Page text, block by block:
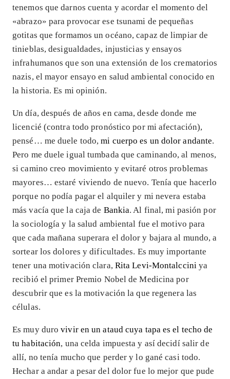
tenemos que darnos cuenta y acordar el momento del
«abrazo» para provocar ese tsunami de pequeñas
gotitas que formamos un océano, capaz de limpiar de
tinieblas, desigualdades, injusticias y ensayos
infrahumanos que son una extensión de los crematorios
nazis, el mayor ensayo en salud ambiental conocido en
la historia. Es mi opinión.
Un día, después de años en cama, desde donde me
licencié (contra todo pronóstico por mi afectación),
pensé… me duele todo,mi cuerpo es un dolor andante.
Pero me duele igual tumbada que caminando, al menos,
si camino creo movimiento y evitaré otros problemas
mayores… estaré viviendo de nuevo. Tenía que hacerlo
porque no podía pagar el alquiler y mi nevera estaba
más vacía que la caja de Bankia. Al final, mi pasión por
la sociología y la salud ambiental fue el motivo para
que cada mañana superara el dolor y bajara al mundo, a
sortear los dolores y dificultades. Es muy importante
tener una motivación clara, Rita Levi-Montalccini ya
recibió el primer Premio Nobel de Medicina por
descubrir que es la motivación la que regenera las
células.
Es muy durovivir en un ataud cuya tapa es el techo de
tu habitación, una celda impuesta y así decidí salir de
allí, no tenía mucho que perder y lo gané casi todo.
Hechar a andar a pesar del dolor fue lo mejor que pude